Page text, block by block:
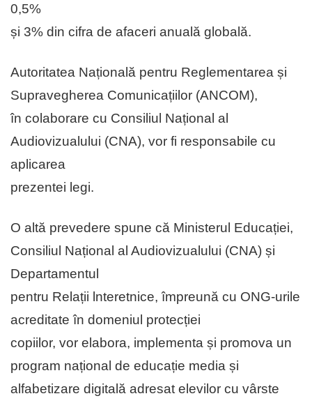
0,5%
și 3% din cifra de afaceri anuală globală.
Autoritatea Națională pentru Reglementarea și
Supravegherea Comunicațiilor (ANCOM),
în colaborare cu Consiliul Național al
Audiovizualului (CNA), vor fi responsabile cu
aplicarea
prezentei legi.
O altă prevedere spune că Ministerul Educației,
Consiliul Național al Audiovizualului (CNA) și
Departamentul
pentru Relații lnteretnice, împreună cu ONG-urile
acreditate în domeniul protecției
copiilor, vor elabora, implementa și promova un
program național de educație media și
alfabetizare digitală adresat elevilor cu vârste